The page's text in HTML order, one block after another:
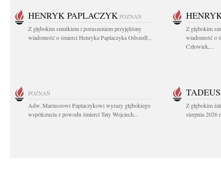
HENRYK PAPLACZYK POZNAŃ
Z głębokim smutkiem i poruszeniem przyjęliśmy
wiadomość o śmierci Henryka Paplaczyka Odszedł...
Z głębokim
wiadomość o
Człowiek,...
POZNAŃ
Adw. Mariuszowi Paplaczykowi wyrazy głębokiego
współczucia z powodu śmierci Taty Wojciech...
Z głębokim
sierpnia 2026